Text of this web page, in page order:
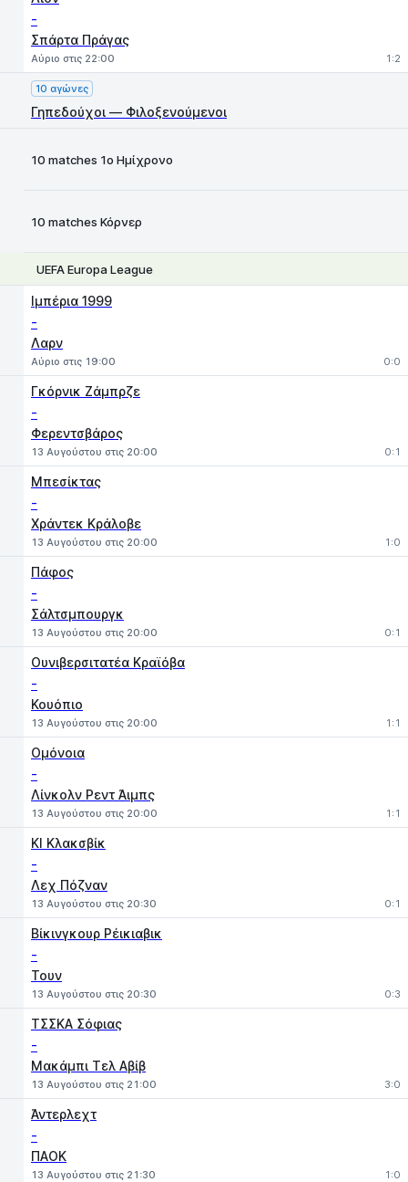
-
Σπάρτα Πράγας
Αύριο στις 22:00 1:2
10 αγώνες
Γηπεδούχοι — Φιλοξενούμενοι
10 matches 1ο Ημίχρονο
10 matches Κόρνερ
UEFA Europa League
Ιμπέρια 1999
-
Λαρν
Αύριο στις 19:00 0:0
Γκόρνικ Ζάμπρζε
-
Φερεντσβάρος
13 Αυγούστου στις 20:00 0:1
Μπεσίκτας
-
Χράντεκ Κράλοβε
13 Αυγούστου στις 20:00 1:0
Πάφος
-
Σάλτσμπουργκ
13 Αυγούστου στις 20:00 0:1
Ουνιβερσιτατέα Κραϊόβα
-
Κουόπιο
13 Αυγούστου στις 20:00 1:1
Ομόνοια
-
Λίνκολν Ρεντ Άιμπς
13 Αυγούστου στις 20:00 1:1
ΚΙ Κλακσβίκ
-
Λεχ Πόζναν
13 Αυγούστου στις 20:30 0:1
Βίκινγκουρ Ρέικιαβικ
-
Τουν
13 Αυγούστου στις 20:30 0:3
ΤΣΣΚΑ Σόφιας
-
Μακάμπι Τελ Αβίβ
13 Αυγούστου στις 21:00 3:0
Άντερλεχτ
-
ΠΑΟΚ
13 Αυγούστου στις 21:30 1:0